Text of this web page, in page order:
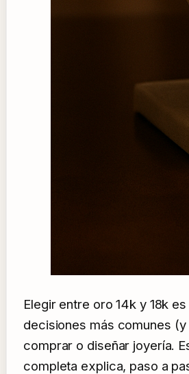
Elegir entre oro 14k y 18k
decisiones más comunes
comprar o diseñar joyería.
completa explica, paso a